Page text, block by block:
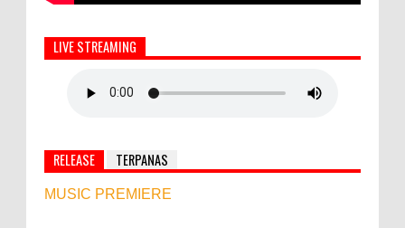
LIVE STREAMING
RELEASE TERPANAS
MUSIC PREMIERE